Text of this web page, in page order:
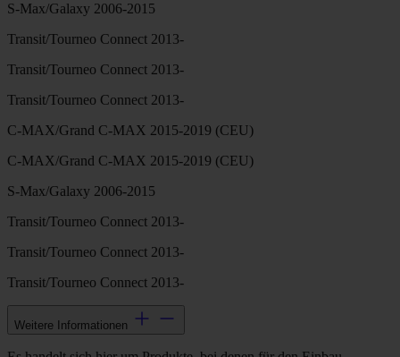
S-Max/Galaxy 2006-2015
Transit/Tourneo Connect 2013-
Transit/Tourneo Connect 2013-
Transit/Tourneo Connect 2013-
C-MAX/Grand C-MAX 2015-2019 (CEU)
C-MAX/Grand C-MAX 2015-2019 (CEU)
S-Max/Galaxy 2006-2015
Transit/Tourneo Connect 2013-
Transit/Tourneo Connect 2013-
Transit/Tourneo Connect 2013-
Weitere Informationen